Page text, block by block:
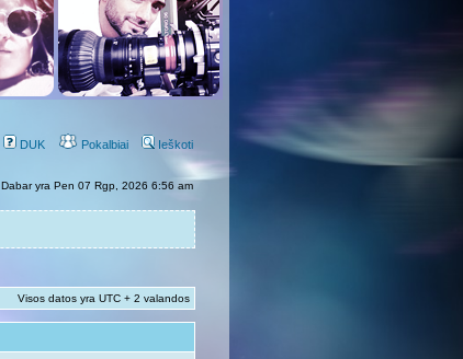
DUK Pokalbiai Ieškoti
Dabar yra Pen 07 Rgp, 2026 6:56 am
Visos datos yra UTC + 2 valandos